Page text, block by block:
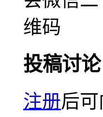
投稿讨论
注册后